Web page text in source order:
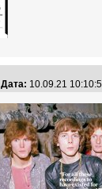
Дата: 10.09.21